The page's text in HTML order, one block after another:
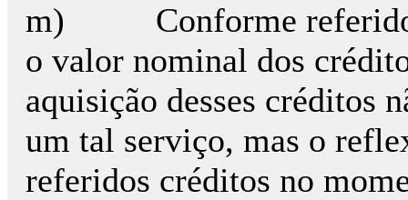
m) Conforme referido
o valor nominal dos
aquisição desses créditos
um tal serviço, mas o
referidos créditos no